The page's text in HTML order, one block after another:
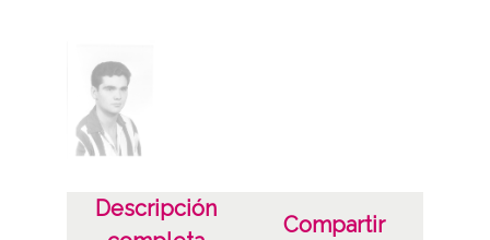
Licencia de las imágenes
CC BY-NC-SA 4.0
Descripción
Compartir